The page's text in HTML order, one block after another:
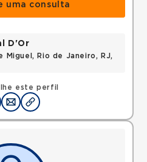
uma consulta
este perfil
D'Or
Miguel, Rio de Janeiro, RJ,